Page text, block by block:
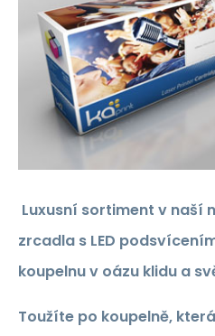
Luxusní sortiment v naší
zrcadla s LED
koupelnu v oázu klidu a
Toužíte po koupelně,